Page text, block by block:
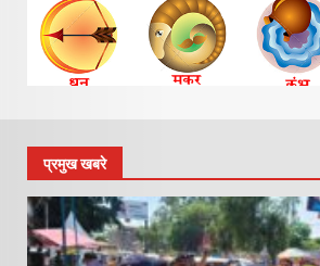
प्रमुख खबरे